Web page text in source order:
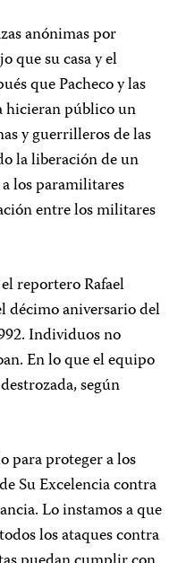
anónimas por
que su casa y el
que Pacheco y las
hicieran público un
y guerrilleros de las
la liberación de un
los paramilitares
entre los militares
reportero Rafael
décimo aniversario del
Individuos no
En lo que el equipo
según
para proteger a los
Su Excelencia contra
Lo instamos a que
los ataques contra